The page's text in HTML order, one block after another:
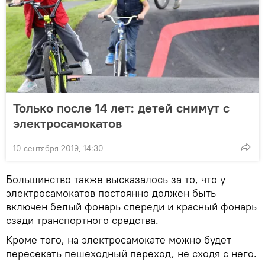
Только после 14 лет: детей снимут с
электросамокатов
10 сентября 2019, 14:30
Большинство также высказалось за то, что у
электросамокатов постоянно должен быть
включен белый фонарь спереди и красный фонарь
сзади транспортного средства.
Кроме того, на электросамокате можно будет
пересекать пешеходный переход, не сходя с него.